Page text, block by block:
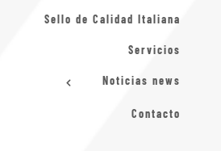
Sello de Calidad Italiana
Servicios
Noticias news
Contacto